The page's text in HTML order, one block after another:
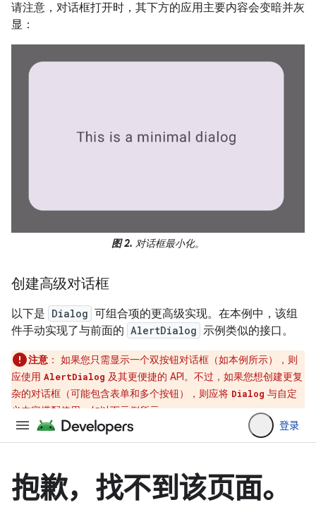
请注意，对话框打开时，其下方的应用主要内容会变暗并灰
显：
图 2. 对话框最小化。
创建高级对话框
以下是 Dialog 可组合项的更高级实现。在本例中，该组
件手动实现了与前面的 AlertDialog 示例类似的接口。
注意 ： 如果您只需显示一个双按钮对话框（如本例所示），则
应使用 AlertDialog 及其更便捷的 API。不过，如果您想创建更复
杂的对话框（可能包含表单和多个按钮），则应将 Dialog 与自定
义内容搭配使用，如以下示例所示。